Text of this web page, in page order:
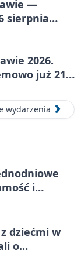
—
sierpnia
2026.
już 21
wydarzenia
i
dziećmi w
o